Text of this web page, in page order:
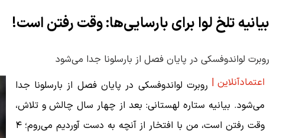
بیانیه تلخ لوا برای بارسایی‌ها: وقت رفتن است!
روبرت لواندوفسکی در پایان فصل از بارسلونا جدا می‌شود
اعتمادآنلاین | روبرت لواندوفسکی در پایان فصل از بارسلونا جدا
می‌شود. بیانیه ستاره لهستانی: بعد از چهار سال چالش و تلاش،
وقت رفتن است، من با افتخار از آنچه به دست آوردیم می‌روم؛ ۴